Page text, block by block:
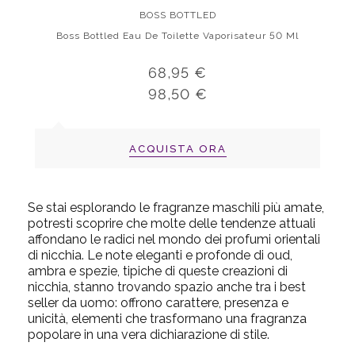
BOSS BOTTLED
Boss Bottled Eau De Toilette Vaporisateur 50 Ml
68,95 €
98,50 €
ACQUISTA ORA
Se stai esplorando le fragranze maschili più amate,
potresti scoprire che molte delle tendenze attuali
affondano le radici nel mondo dei profumi orientali
di nicchia. Le note eleganti e profonde di oud,
ambra e spezie, tipiche di queste creazioni di
nicchia, stanno trovando spazio anche tra i best
seller da uomo: offrono carattere, presenza e
unicità, elementi che trasformano una fragranza
popolare in una vera dichiarazione di stile.